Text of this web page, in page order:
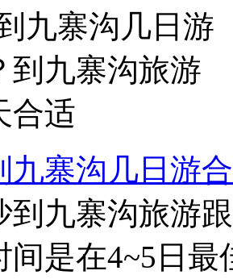
九寨沟几日游
到九寨沟旅游
间是在4~5日